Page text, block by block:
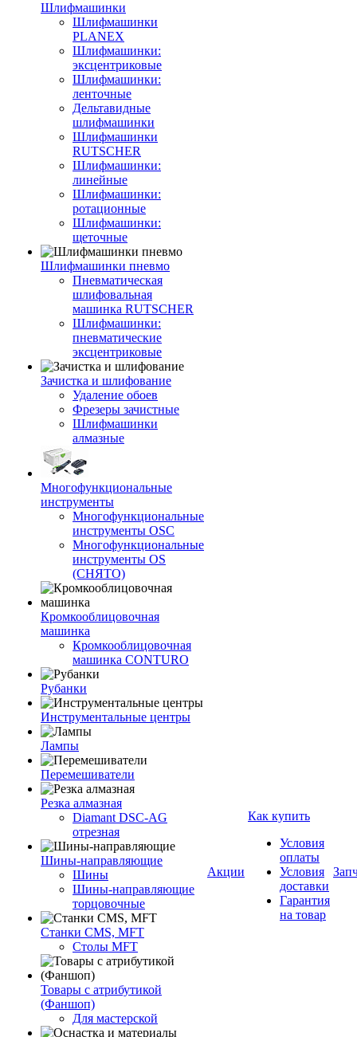
Шлифмашинки
Шлифмашинки
PLANEX
Шлифмашинки:
эксцентриковые
Шлифмашинки:
ленточные
Дельтавидные
шлифмашинки
Шлифмашинки
RUTSCHER
Шлифмашинки:
линейные
Шлифмашинки:
ротационные
Шлифмашинки:
щеточные
Шлифмашинки пневмо
Пневматическая
шлифовальная
машинка RUTSCHER
Шлифмашинки:
пневматические
эксцентриковые
Зачистка и шлифование
Удаление обоев
Фрезеры зачистные
Шлифмашинки
алмазные
Многофункциональные
инструменты
Многофункциональные
инструменты OSC
Многофункциональные
инструменты OS
(СНЯТО)
Кромкооблицовочная
машинка
Кромкооблицовочная
машинка CONTURO
Рубанки
Инструментальные центры
Лампы
Перемешиватели
Резка алмазная
Diamant DSC-AG
отрезная
Шины-направляющие
Шины
Шины-направляющие
торцовочные
Станки CMS, MFT
Столы MFT
Товары с атрибутикой
(Фаншоп)
Для мастерской
Акции
Как купить
Условия
оплаты
Условия
доставки
Гарантия
на товар